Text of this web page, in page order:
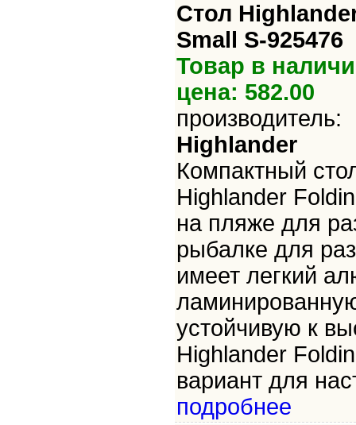
Стол
Small S-925476
Товар в
цена: 582.00
производитель:
Highlander
Компактный
Highlander
на пляже для
рыбалке для
имеет легкий
устойчивую к
Highlander
вариант для
подробнее